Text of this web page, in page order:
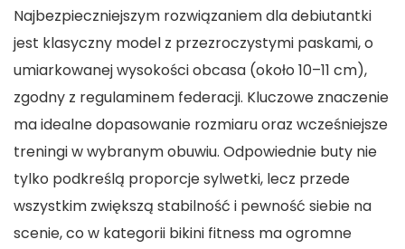
Najbezpieczniejszym rozwiązaniem dla debiutantki
jest klasyczny model z przezroczystymi paskami, o
umiarkowanej wysokości obcasa (około 10–11 cm),
zgodny z regulaminem federacji. Kluczowe znaczenie
ma idealne dopasowanie rozmiaru oraz wcześniejsze
treningi w wybranym obuwiu. Odpowiednie buty nie
tylko podkreślą proporcje sylwetki, lecz przede
wszystkim zwiększą stabilność i pewność siebie na
scenie, co w kategorii bikini fitness ma ogromne